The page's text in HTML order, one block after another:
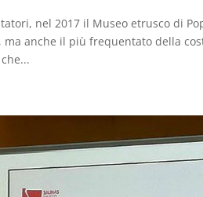
nel 2017 il Museo etrusco di
anche il più frequentato della